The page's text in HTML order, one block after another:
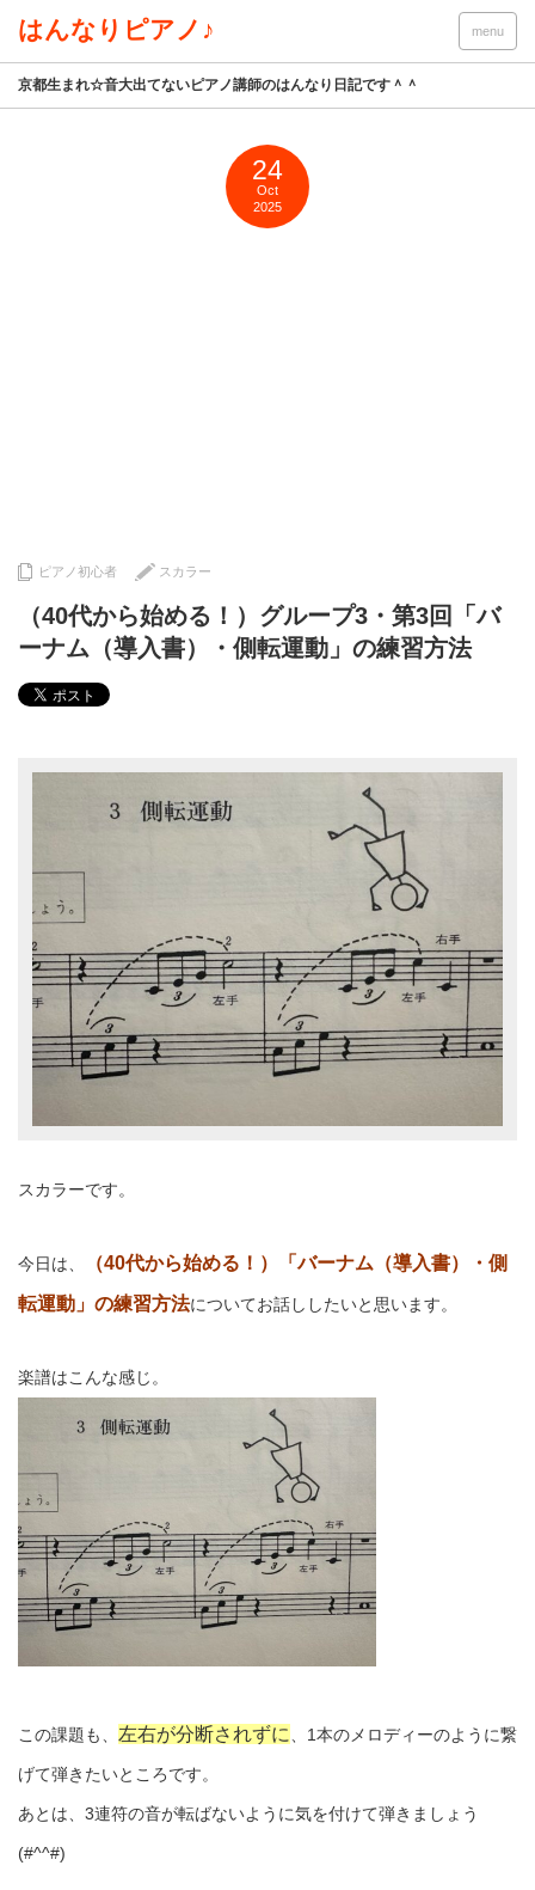
はんなりピアノ♪ menu
京都生まれ☆音大出てないピアノ講師のはんなり日記です＾＾
24
Oct
2025
ピアノ初心者 スカラー
（40代から始める！）グループ3・第3回「バ
ーナム（導入書）・側転運動」の練習方法
スカラーです。
今日は、
（40代から始める！）「バーナム（導入書）・側
転運動」の練習方法についてお話ししたいと思います。
楽譜はこんな感じ。
この課題も、 左右が分断されずに 、1本のメロディーのように繋
げて弾きたいところです。
あとは、3連符の音が転ばないように気を付けて弾きましょう
(#^^#)